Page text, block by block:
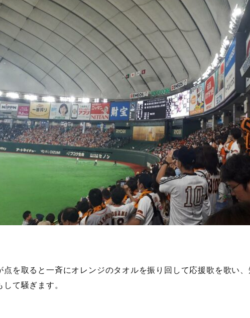
点を取ると一斉にオレンジのタオルを振り回して応援歌を歌い
して騒ぎます。